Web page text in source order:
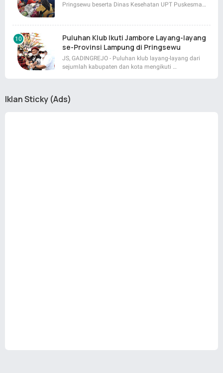
Pringsewu beserta Dinas Kesehatan UPT Puskesma…
Puluhan Klub Ikuti Jambore Layang-layang
se-Provinsi Lampung di Pringsewu
JS, GADINGREJO - Puluhan klub layang-layang dari
sejumlah kabupaten dan kota mengikuti …
Iklan Sticky (Ads)